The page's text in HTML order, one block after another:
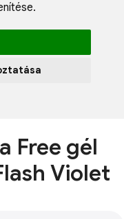
.
Blog
Free gél
Violet